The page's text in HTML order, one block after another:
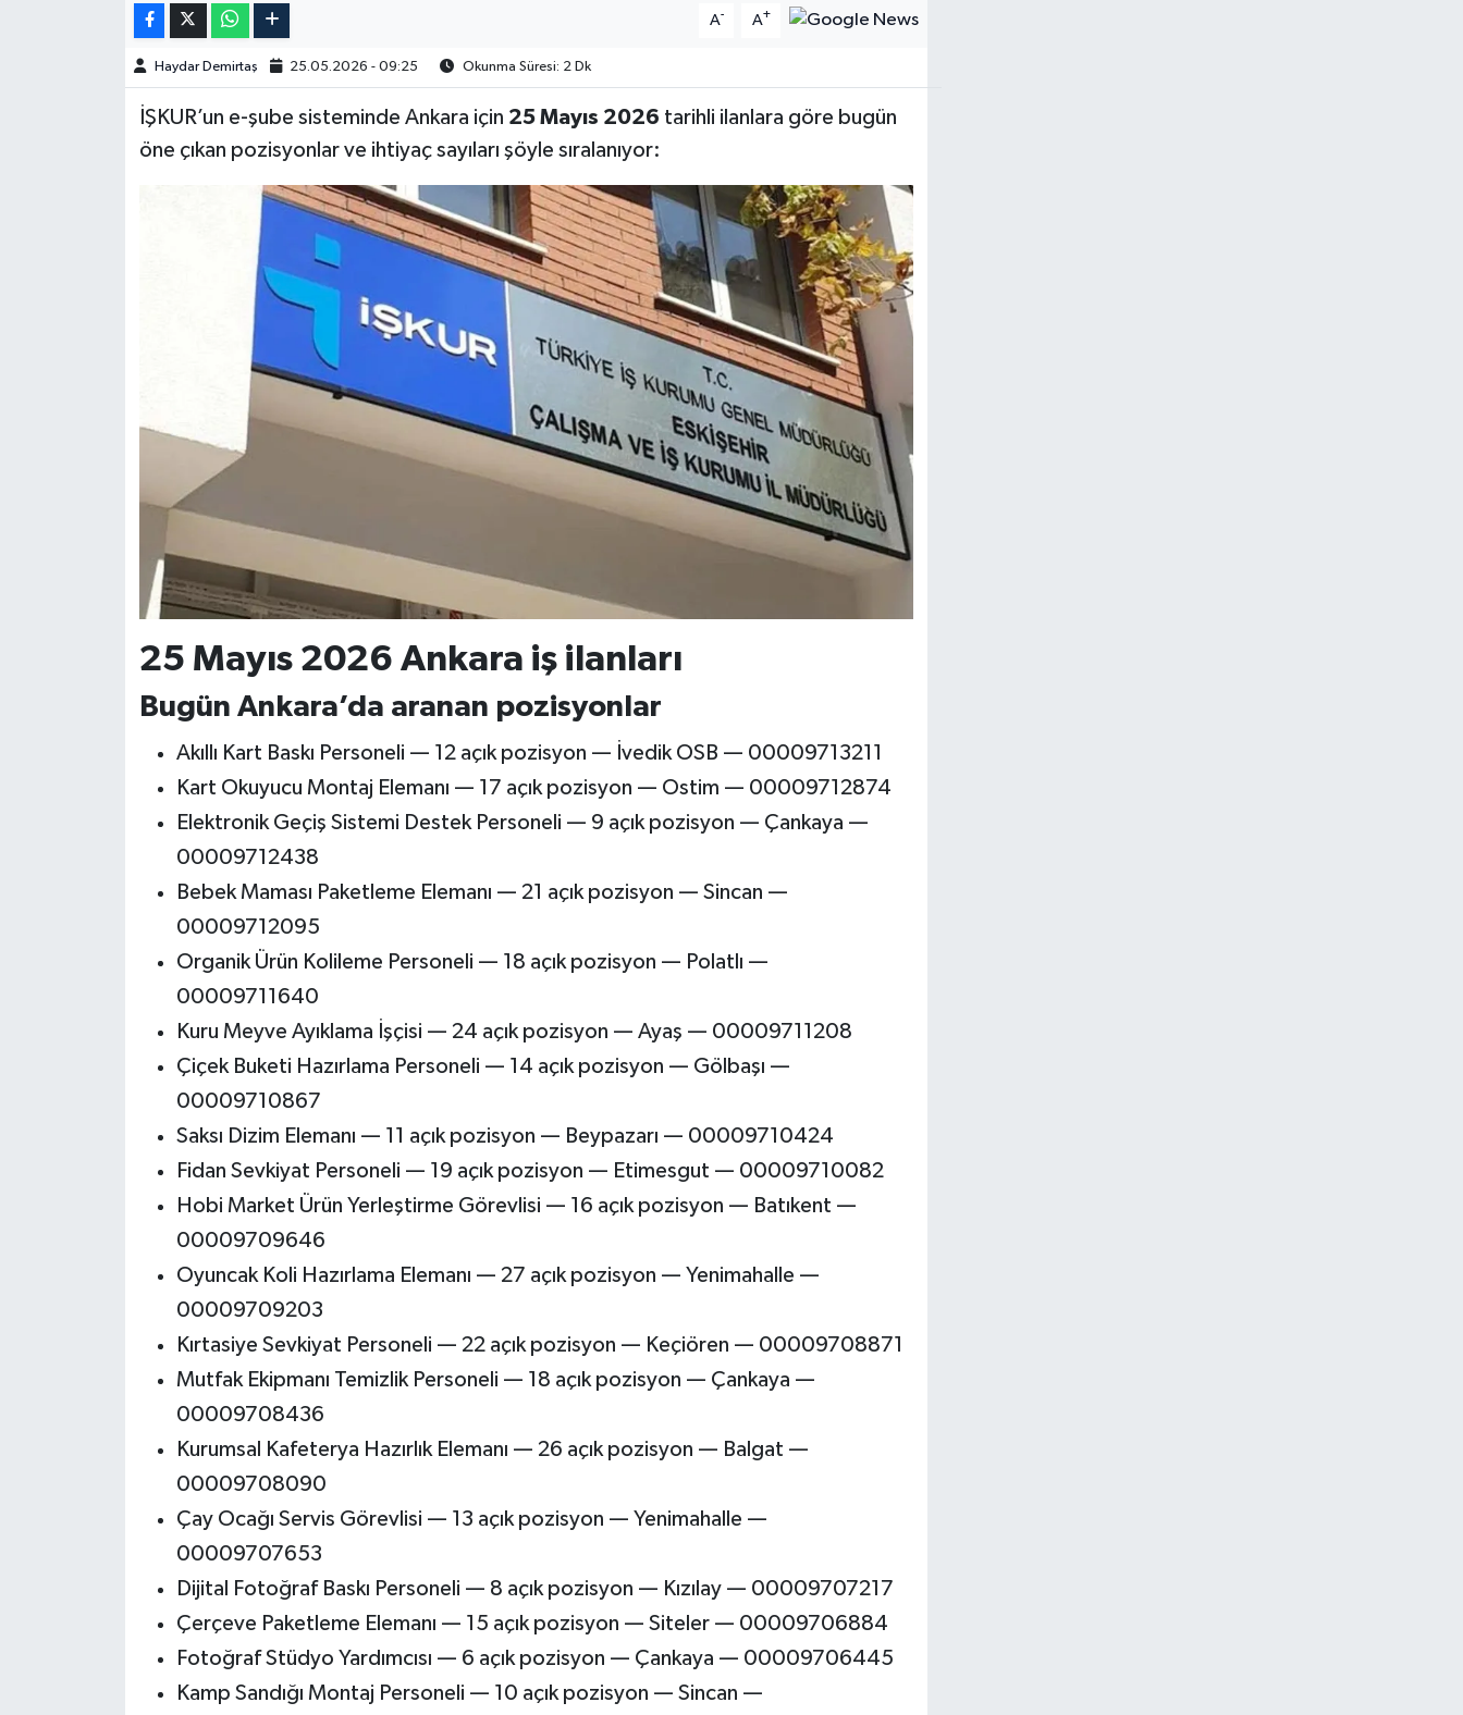
A- A+
Haydar Demirtaş 25.05.2026 - 09:25 Okunma Süresi: 2 Dk
İŞKUR’un e-şube sisteminde Ankara için 25 Mayıs 2026 tarihli ilanlara göre bugün
öne çıkan pozisyonlar ve ihtiyaç sayıları şöyle sıralanıyor:
25 Mayıs 2026 Ankara iş ilanları
Bugün Ankara’da aranan pozisyonlar
Akıllı Kart Baskı Personeli — 12 açık pozisyon — İvedik OSB — 00009713211
Kart Okuyucu Montaj Elemanı — 17 açık pozisyon — Ostim — 00009712874
Elektronik Geçiş Sistemi Destek Personeli — 9 açık pozisyon — Çankaya —
00009712438
Bebek Maması Paketleme Elemanı — 21 açık pozisyon — Sincan —
00009712095
Organik Ürün Kolileme Personeli — 18 açık pozisyon — Polatlı —
00009711640
Kuru Meyve Ayıklama İşçisi — 24 açık pozisyon — Ayaş — 00009711208
Çiçek Buketi Hazırlama Personeli — 14 açık pozisyon — Gölbaşı —
00009710867
Saksı Dizim Elemanı — 11 açık pozisyon — Beypazarı — 00009710424
Fidan Sevkiyat Personeli — 19 açık pozisyon — Etimesgut — 00009710082
Hobi Market Ürün Yerleştirme Görevlisi — 16 açık pozisyon — Batıkent —
00009709646
Oyuncak Koli Hazırlama Elemanı — 27 açık pozisyon — Yenimahalle —
00009709203
Kırtasiye Sevkiyat Personeli — 22 açık pozisyon — Keçiören — 00009708871
Mutfak Ekipmanı Temizlik Personeli — 18 açık pozisyon — Çankaya —
00009708436
Kurumsal Kafeterya Hazırlık Elemanı — 26 açık pozisyon — Balgat —
00009708090
Çay Ocağı Servis Görevlisi — 13 açık pozisyon — Yenimahalle —
00009707653
Dijital Fotoğraf Baskı Personeli — 8 açık pozisyon — Kızılay — 00009707217
Çerçeve Paketleme Elemanı — 15 açık pozisyon — Siteler — 00009706884
Fotoğraf Stüdyo Yardımcısı — 6 açık pozisyon — Çankaya — 00009706445
Kamp Sandığı Montaj Personeli — 10 açık pozisyon — Sincan —
Kim kimdir?
Kültür Sanat